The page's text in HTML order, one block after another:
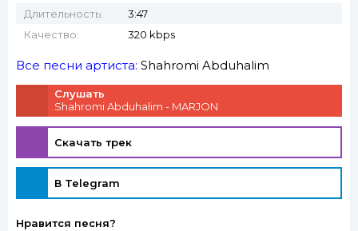
Длительность:
3:47
Качество:
320 kbps
Все песни артиста: Shahromi Abduhalim
Слушать
Shahromi Abduhalim - MARJON
Скачать трек
В Telegram
Нравится песня?